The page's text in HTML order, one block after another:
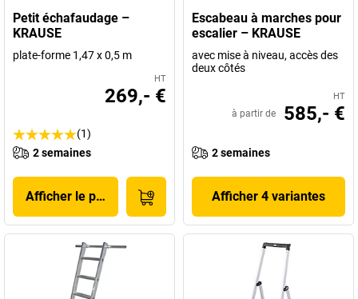
Petit échafaudage –
KRAUSE
plate-forme 1,47 x 0,5 m
HT
269,- €
(1)
2 semaines
Afficher le produit
Escabeau à marches pour
escalier – KRAUSE
avec mise à niveau, accès des
deux côtés
HT
à partir de 585,- €
2 semaines
Afficher 4 variantes